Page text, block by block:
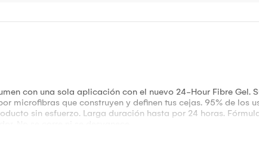
con una sola aplicación con el nuevo 24-Hour Fibre Gel.
microfibras que construyen y definen tus cejas. 95% de los
sin esfuerzo. Larga duración hasta por 24 horas.